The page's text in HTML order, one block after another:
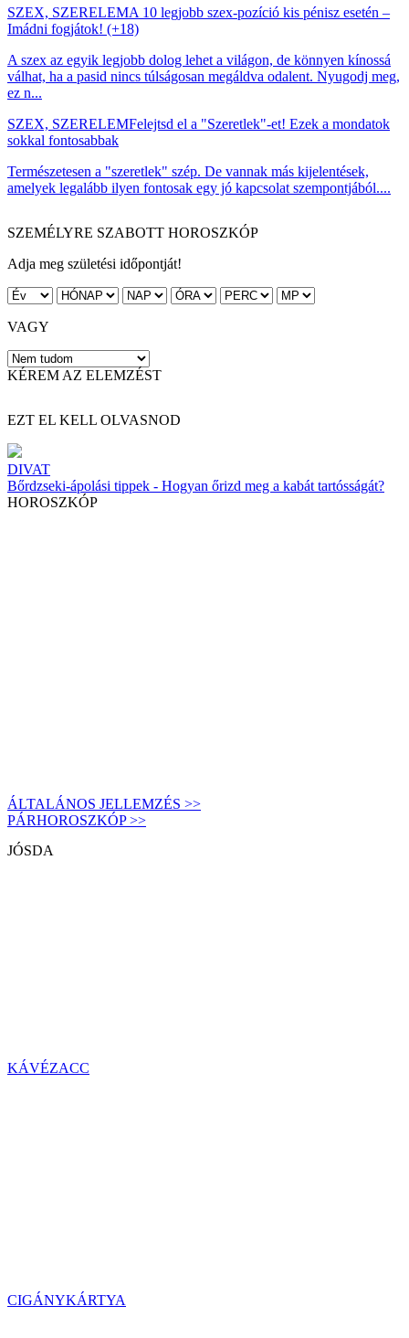
SZEX, SZERELEMA 10 legjobb szex-pozíció kis pénisz esetén –
Imádni fogjátok! (+18)
A szex az egyik legjobb dolog lehet a világon, de könnyen kínossá
válhat, ha a pasid nincs túlságosan megáldva odalent. Nyugodj meg,
ez n...
SZEX, SZERELEMFelejtsd el a "Szeretlek"-et! Ezek a mondatok
sokkal fontosabbak
Természetesen a "szeretlek" szép. De vannak más kijelentések,
amelyek legalább ilyen fontosak egy jó kapcsolat szempontjából....
SZEMÉLYRE SZABOTT HOROSZKÓP
Adja meg születési időpontját!
VAGY
KÉREM AZ ELEMZÉST
EZT EL KELL OLVASNOD
DIVAT
Bőrdzseki-ápolási tippek - Hogyan őrizd meg a kabát tartósságát?
HOROSZKÓP
ÁLTALÁNOS JELLEMZÉS >>
PÁRHOROSZKÓP >>
JÓSDA
KÁVÉZACC
CIGÁNYKÁRTYA